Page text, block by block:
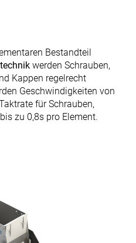
Bestandteil
werden Schrauben,
Kappen regelrecht
Geschwindigkeiten von
für Schrauben,
zu 0,8s pro Element.